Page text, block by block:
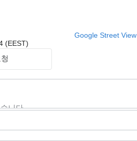
Google Street View
(EEST)